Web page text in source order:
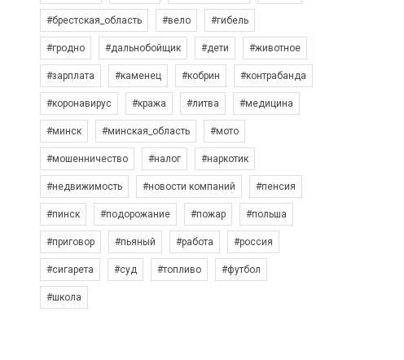
#брестская_область #вело #гибель
#гродно #дальнобойщик #дети #животное
#зарплата #каменец #кобрин #контрабанда
#коронавирус #кража #литва #медицина
#минск #минская_область #мото
#мошенничество #налог #наркотик
#недвижимость #новости компаний #пенсия
#пинск #подорожание #пожар #польша
#приговор #пьяный #работа #россия
#сигарета #суд #топливо #футбол
#школа